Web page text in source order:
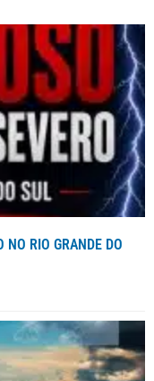
NO RIO GRANDE DO